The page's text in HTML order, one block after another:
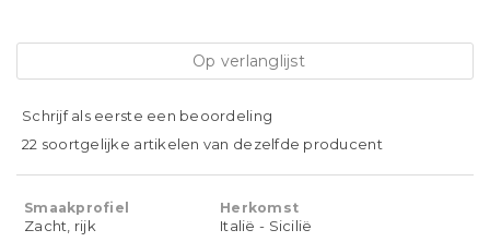
Op verlanglijst
Schrijf als eerste een beoordeling
22 soortgelijke artikelen van dezelfde producent
Smaakprofiel
Zacht, rijk
Herkomst
Italië - Sicilië